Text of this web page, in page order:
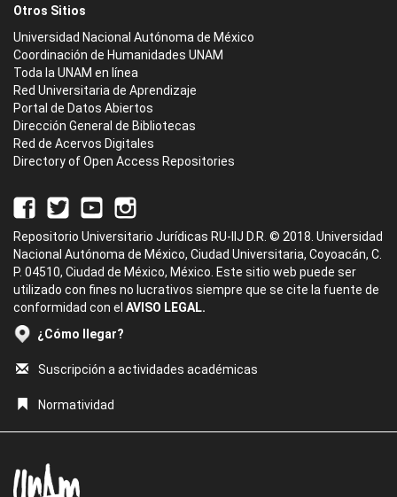
Otros Sitios
Universidad Nacional Autónoma de México
Coordinación de Humanidades UNAM
Toda la UNAM en línea
Red Universitaria de Aprendizaje
Portal de Datos Abiertos
Dirección General de Bibliotecas
Red de Acervos Digitales
Directory of Open Access Repositories
Repositorio Universitario Jurídicas RU-IIJ D.R. © 2018. Universidad
Nacional Autónoma de México, Ciudad Universitaria, Coyoacán, C.
P. 04510, Ciudad de México, México. Este sitio web puede ser
utilizado con fines no lucrativos siempre que se cite la fuente de
conformidad con el AVISO LEGAL.
¿Cómo llegar?
Suscripción a actividades académicas
Normatividad